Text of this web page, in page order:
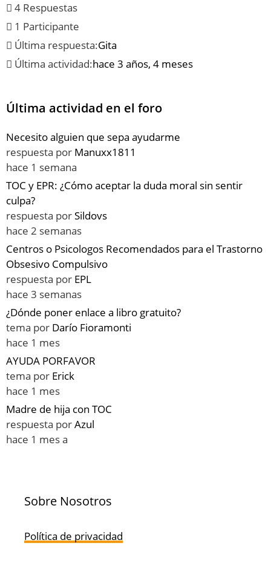
4 Respuestas
1 Participante
Última respuesta:Gita
Última actividad:hace 3 años, 4 meses
Última actividad en el foro
Necesito alguien que sepa ayudarme
respuesta por Manuxx1811
hace 1 semana
TOC y EPR: ¿Cómo aceptar la duda moral sin sentir
culpa?
respuesta porSildovs
hace 2 semanas
Centros o Psicologos Recomendados para el Trastorno
Obsesivo Compulsivo
respuesta por EPL
hace 3 semanas
¿Dónde poner enlace a libro gratuito?
tema por Darío Fioramonti
hace 1 mes
AYUDA PORFAVOR
tema por Erick
hace 1 mes
Madre de hija con TOC
respuesta porAzul
hace 1 mes a
Sobre Nosotros
Política de privacidad